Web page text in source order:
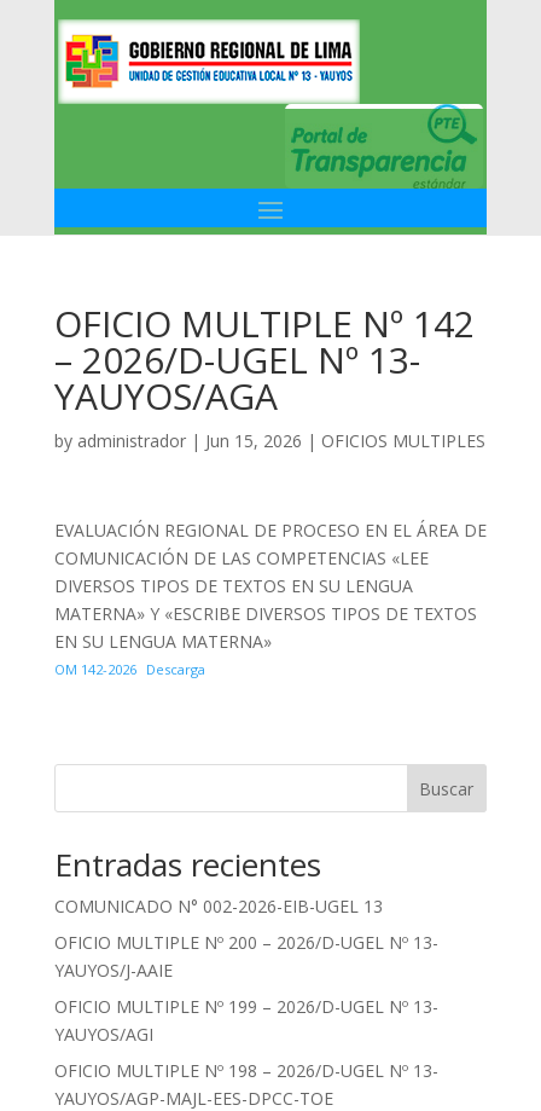
OFICIO MULTIPLE Nº 142
– 2026/D-UGEL Nº 13-
YAUYOS/AGA
by administrador| Jun 15, 2026 | OFICIOS MULTIPLES
EVALUACIÓN REGIONAL DE PROCESO EN EL ÁREA DE
COMUNICACIÓN DE LAS COMPETENCIAS «LEE
DIVERSOS TIPOS DE TEXTOS EN SU LENGUA
MATERNA» Y «ESCRIBE DIVERSOS TIPOS DE TEXTOS
EN SU LENGUA MATERNA»
OM 142-2026 Descarga
Buscar
Entradas recientes
COMUNICADO N° 002-2026-EIB-UGEL 13
OFICIO MULTIPLE Nº 200 – 2026/D-UGEL Nº 13-
YAUYOS/J-AAIE
OFICIO MULTIPLE Nº 199 – 2026/D-UGEL Nº 13-
YAUYOS/AGI
OFICIO MULTIPLE Nº 198 – 2026/D-UGEL Nº 13-
YAUYOS/AGP-MAJL-EES-DPCC-TOE